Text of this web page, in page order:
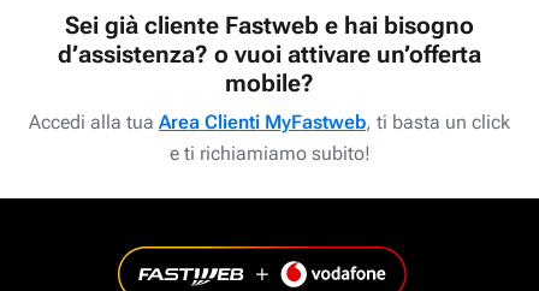
Sei già cliente Fastweb e hai bisogno
d’assistenza? o vuoi attivare un’offerta
mobile?
Accedi alla tua Area Clienti MyFastweb, ti basta un click
e ti richiamiamo subito!